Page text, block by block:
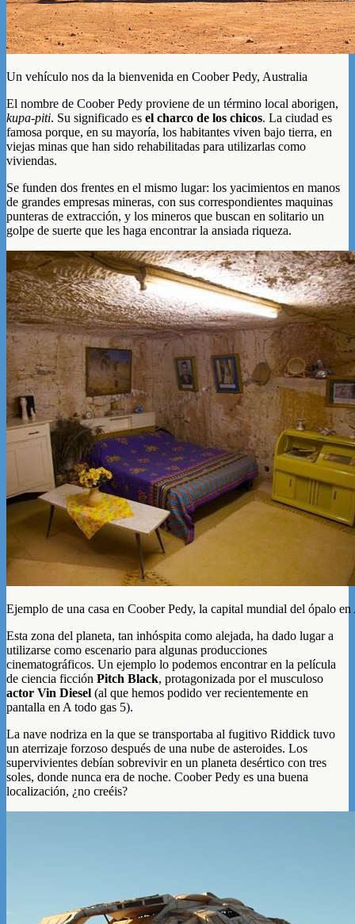
Un vehículo nos da la bienvenida en Coober Pedy, Australia
El nombre de Coober Pedy proviene de un término local aborigen,
kupa-piti. Su significado es el charco de los chicos. La ciudad es
famosa porque, en su mayoría, los habitantes viven bajo tierra, en
viejas minas que han sido rehabilitadas para utilizarlas como
viviendas.
Se funden dos frentes en el mismo lugar: los yacimientos en manos
de grandes empresas mineras, con sus correspondientes maquinas
punteras de extracción, y los mineros que buscan en solitario un
golpe de suerte que les haga encontrar la ansiada riqueza.
Ejemplo de una casa en Coober Pedy, la capital mundial del ópalo en
Esta zona del planeta, tan inhóspita como alejada, ha dado lugar a
utilizarse como escenario para algunas producciones
cinematográficos. Un ejemplo lo podemos encontrar en la película
de ciencia ficción Pitch Black, protagonizada por el musculoso
actor Vin Diesel (al que hemos podido ver recientemente en
pantalla en A todo gas 5).
La nave nodriza en la que se transportaba al fugitivo Riddick tuvo
un aterrizaje forzoso después de una nube de asteroides. Los
supervivientes debían sobrevivir en un planeta desértico con tres
soles, donde nunca era de noche. Coober Pedy es una buena
localización, ¿no creéis?